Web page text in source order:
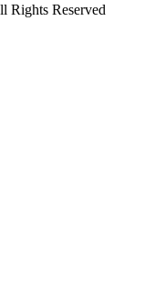
Rights Reserved